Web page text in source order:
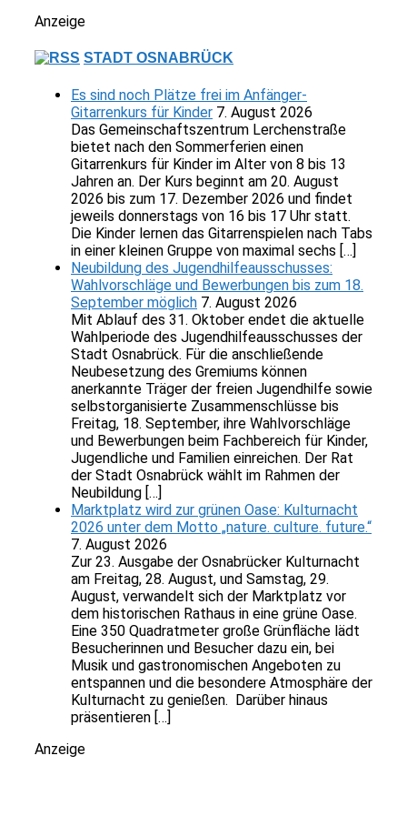
Anzeige
STADT OSNABRÜCK
Es sind noch Plätze frei im Anfänger-
Gitarrenkurs für Kinder 7. August 2026
Das Gemeinschaftszentrum Lerchenstraße
bietet nach den Sommerferien einen
Gitarrenkurs für Kinder im Alter von 8 bis 13
Jahren an. Der Kurs beginnt am 20. August
2026 bis zum 17. Dezember 2026 und findet
jeweils donnerstags von 16 bis 17 Uhr statt.
Die Kinder lernen das Gitarrenspielen nach Tabs
in einer kleinen Gruppe von maximal sechs […]
Neubildung des Jugendhilfeausschusses:
Wahlvorschläge und Bewerbungen bis zum 18.
September möglich 7. August 2026
Mit Ablauf des 31. Oktober endet die aktuelle
Wahlperiode des Jugendhilfeausschusses der
Stadt Osnabrück. Für die anschließende
Neubesetzung des Gremiums können
anerkannte Träger der freien Jugendhilfe sowie
selbstorganisierte Zusammenschlüsse bis
Freitag, 18. September, ihre Wahlvorschläge
und Bewerbungen beim Fachbereich für Kinder,
Jugendliche und Familien einreichen. Der Rat
der Stadt Osnabrück wählt im Rahmen der
Neubildung […]
Marktplatz wird zur grünen Oase: Kulturnacht
2026 unter dem Motto „nature. culture. future.“
7. August 2026
Zur 23. Ausgabe der Osnabrücker Kulturnacht
am Freitag, 28. August, und Samstag, 29.
August, verwandelt sich der Marktplatz vor
dem historischen Rathaus in eine grüne Oase.
Eine 350 Quadratmeter große Grünfläche lädt
Besucherinnen und Besucher dazu ein, bei
Musik und gastronomischen Angeboten zu
entspannen und die besondere Atmosphäre der
Kulturnacht zu genießen. Darüber hinaus
präsentieren […]
Anzeige